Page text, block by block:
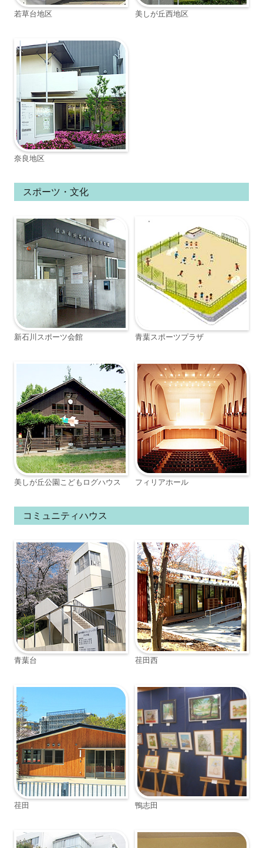
若草台地区 美しが丘西地区
奈良地区
スポーツ・文化
新石川スポーツ会館 青葉スポーツプラザ
美しが丘公園こどもログハウス フィリアホール
コミュニティハウス
青葉台 荏田西
荏田 鴨志田